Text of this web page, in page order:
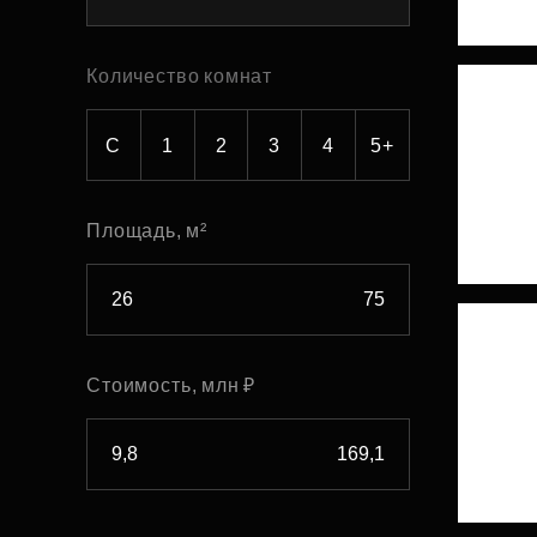
Рефинансирование
Количество комнат
С 1 2 3 4 5+
Площадь, м²
Стоимость, млн ₽